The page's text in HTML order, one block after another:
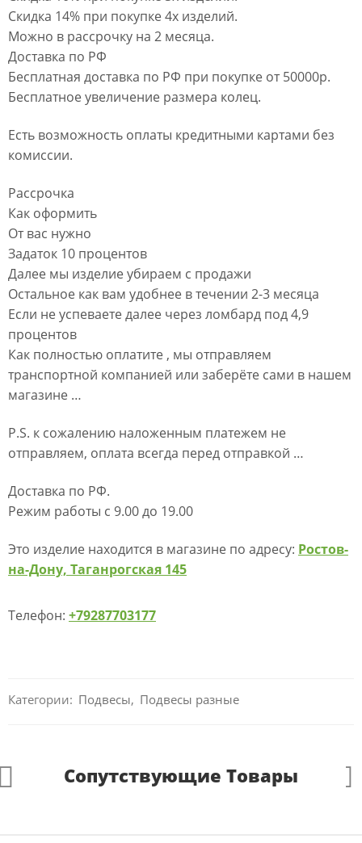
Скидка 14% при покупке 4х изделий.
Можно в рассрочку на 2 месяца.
Доставка по РФ
Бесплатная доставка по РФ при покупке от 50000р.
Бесплатное увеличение размера колец.
Есть возможность оплаты кредитными картами без
комиссии.
Рассрочка
Как оформить
От вас нужно
Задаток 10 процентов
Далее мы изделие убираем с продажи
Остальное как вам удобнее в течении 2-3 месяца
Если не успеваете далее через ломбард под 4,9
процентов
Как полностью оплатите , мы отправляем
транспортной компанией или заберёте сами в нашем
магазине …
P.S. к сожалению наложенным платежем не
отправляем, оплата всегда перед отправкой …
Доставка по РФ.
Режим работы с 9.00 до 19.00
Это изделие находится в магазине по адресу: Ростов-
на-Дону, Таганрогская 145
Телефон: +79287703177
Категории: Подвесы, Подвесы разные
Сопутствующие Товары